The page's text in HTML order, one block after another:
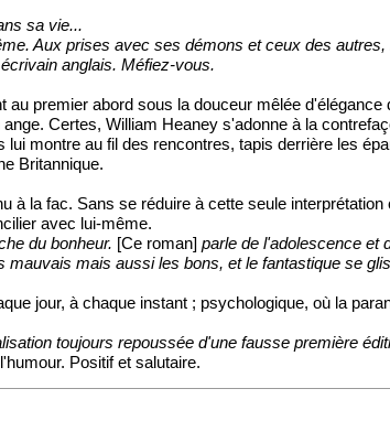
sa vie...
Aux prises avec ses démons et ceux des
anglais. Méfiez-vous.
premier abord sous la douceur mêlée
Certes, William Heaney s'adonne à la
montre au fil des rencontres, tapis derrière les
Britannique.
la fac. Sans se réduire à cette seule
avec lui-même.
du bonheur. [Ce roman] parle de l'adolescence et
mais aussi les bons, et le fantastique se
jour, à chaque instant ; psychologique, où la
toujours repoussée d'une fausse première
Positif et salutaire.